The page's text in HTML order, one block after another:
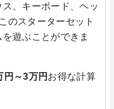
、キーボード、ヘッ
のスターターセット
遊ぶことができま
円～3万円 お得な計算